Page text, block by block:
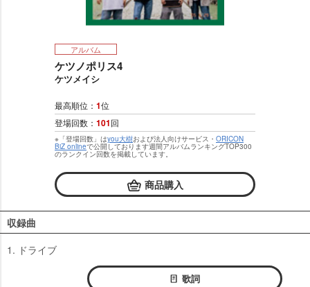
アルバム
ケツノポリス4
ケツメイシ
最高順位： 1位
登場回数： 101回
※「登場回数」はyou大樹および法人向けサービス・ ORICON
BiZ onlineで公開しております週間アルバムランキングTOP300
のランクイン回数を掲載しています。
商品購入
収録曲
1. ドライブ
歌詞